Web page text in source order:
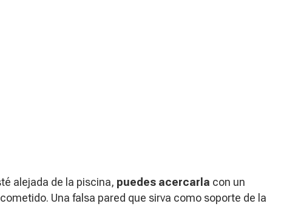
alejada de la piscina, puedes acercarla con un
Una falsa pared que sirva como soporte de la